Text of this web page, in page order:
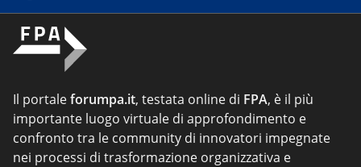
Il portaleforumpa.it, testata online di FPA, è il più
importante luogo virtuale di approfondimento e
confronto tra le community di innovatori impegnate
nei processi di trasformazione organizzativa e